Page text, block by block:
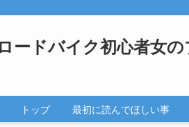
ロードバイク初心者女
トップ 最初に読んでほしい事